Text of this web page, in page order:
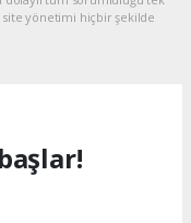
site yönetimi hiçbir şekilde